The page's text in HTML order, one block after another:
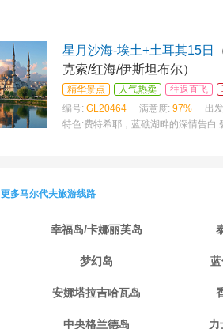
星月沙海-埃土+土耳其15日
克索/红海/伊斯坦布尔）
精华景点 人气热卖 往返直飞
编号: GL20464 满意度: 97%
出
特色:费特希耶，蓝礁湖畔的深情告
更多马尔代夫旅游线路
幸福岛/卡娜丽芙岛
梦幻岛
安娜塔拉吉哈瓦岛
中央格兰德岛 力